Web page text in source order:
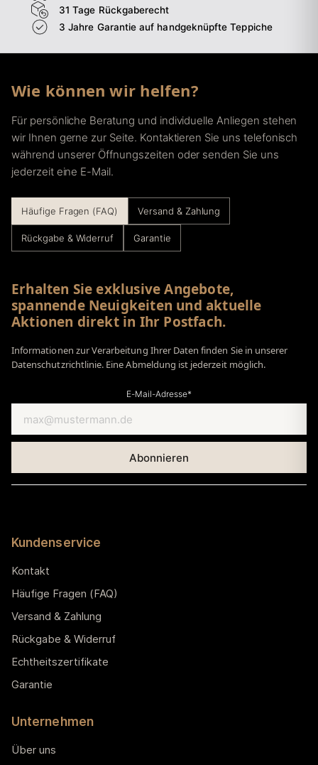
31 Tage Rückgaberecht
3 Jahre Garantie auf handgeknüpfte Teppiche
Wie können wir helfen?
Für persönliche Beratung und individuelle Anliegen stehen
wir Ihnen gerne zur Seite. Kontaktieren Sie uns telefonisch
während unserer Öffnungszeiten oder senden Sie uns
jederzeit eine E-Mail.
Häufige Fragen (FAQ) Versand & Zahlung
Rückgabe & Widerruf Garantie
Erhalten Sie exklusive Angebote,
spannende Neuigkeiten und aktuelle
Aktionen direkt in Ihr Postfach.
Informationen zur Verarbeitung Ihrer Daten finden Sie in unserer
Datenschutzrichtlinie. Eine Abmeldung ist jederzeit möglich.
E-Mail-Adresse*
Kundenservice
Kontakt
Häufige Fragen (FAQ)
Versand & Zahlung
Rückgabe & Widerruf
Echtheitszertifikate
Garantie
Unternehmen
Über uns